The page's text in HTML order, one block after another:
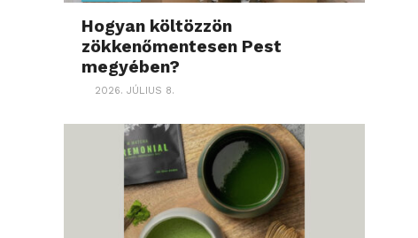
Hogyan költözzön
zökkenőmentesen Pest
megyében?
2026. JÚLIUS 8.